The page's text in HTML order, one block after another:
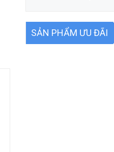
SẢN PHẨM ƯU ĐÃI